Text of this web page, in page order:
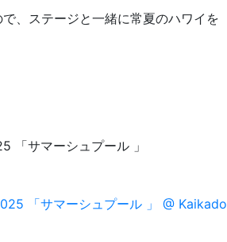
、ステージと一緒に常夏のハワイを
「サマーシュプール 」